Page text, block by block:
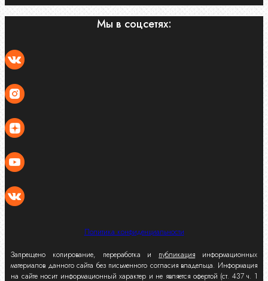
Мы в соцсетях:
Политика конфиденциальности
Запрещено копирование, переработка и публикация информационных
материалов данного сайта без письменного согласия владельца. Информация
на сайте носит информационный характер и не является офертой (ст. 437 ч. 1